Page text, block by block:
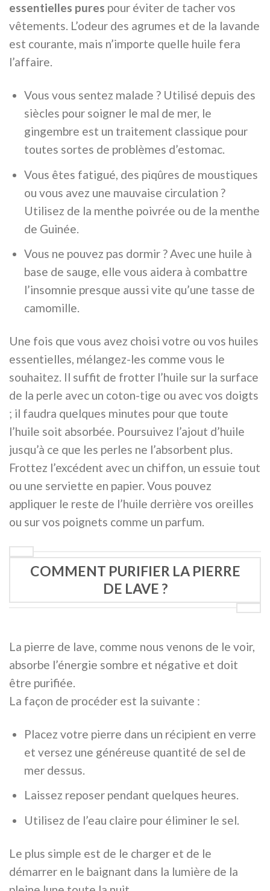
essentielles pures pour éviter de tacher vos
vêtements. L’odeur des agrumes et de la lavande
est courante, mais n’importe quelle huile fera
l’affaire.
Vous vous sentez malade ? Utilisé depuis des
siècles pour soigner le mal de mer, le
gingembre est un traitement classique pour
toutes sortes de problèmes d’estomac.
Vous êtes fatigué, des piqûres de moustiques
ou vous avez une mauvaise circulation ?
Utilisez de la menthe poivrée ou de la menthe
de Guinée.
Vous ne pouvez pas dormir ? Avec une huile à
base de sauge, elle vous aidera à combattre
l’insomnie presque aussi vite qu’une tasse de
camomille.
Une fois que vous avez choisi votre ou vos huiles
essentielles, mélangez-les comme vous le
souhaitez. Il suffit de frotter l’huile sur la surface
de la perle avec un coton-tige ou avec vos doigts
; il faudra quelques minutes pour que toute
l’huile soit absorbée. Poursuivez l’ajout d’huile
jusqu’à ce que les perles ne l’absorbent plus.
Frottez l’excédent avec un chiffon, un essuie tout
ou une serviette en papier. Vous pouvez
appliquer le reste de l’huile derrière vos oreilles
ou sur vos poignets comme un parfum.
COMMENT PURIFIER LA PIERRE
DE LAVE ?
La pierre de lave, comme nous venons de le voir,
absorbe l’énergie sombre et négative et doit
être purifiée.
La façon de procéder est la suivante :
Placez votre pierre dans un récipient en verre
et versez une généreuse quantité de sel de
mer dessus.
Laissez reposer pendant quelques heures.
Utilisez de l’eau claire pour éliminer le sel.
Le plus simple est de le charger et de le
démarrer en le baignant dans la lumière de la